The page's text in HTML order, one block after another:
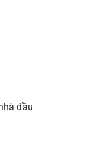
đầu